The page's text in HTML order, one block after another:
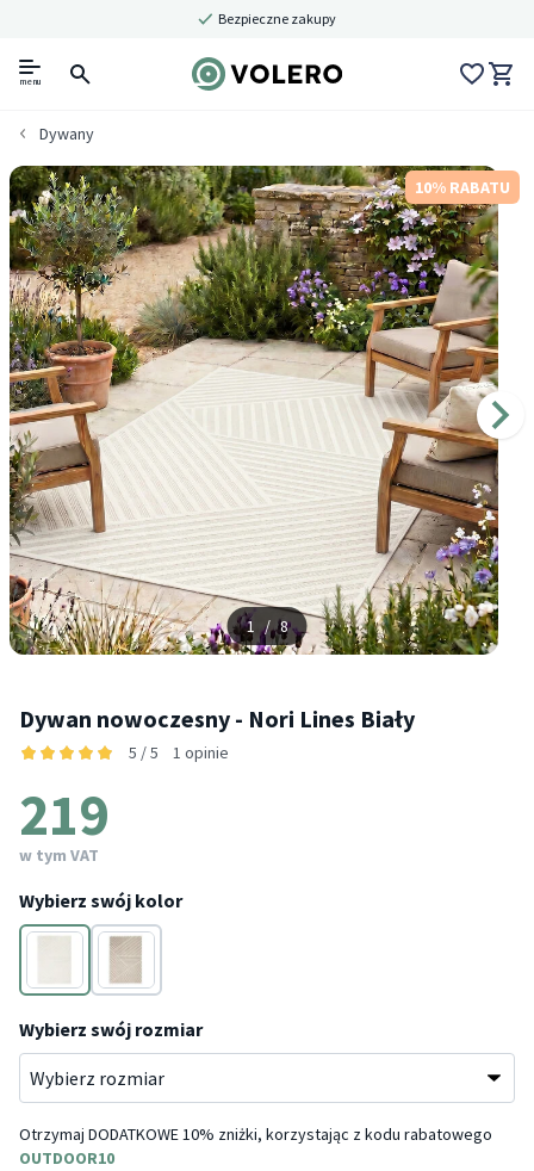
Bezpieczne zakupy
menu
Dywany
10% RABATU
1 / 8
Dywan nowoczesny - Nori Lines Biały
5 / 5 1 opinie
219
w tym VAT
Wybierz swój kolor
Biały
Taupe
Wybierz swój rozmiar
Otrzymaj DODATKOWE 10% zniżki, korzystając z kodu rabatowego
OUTDOOR10